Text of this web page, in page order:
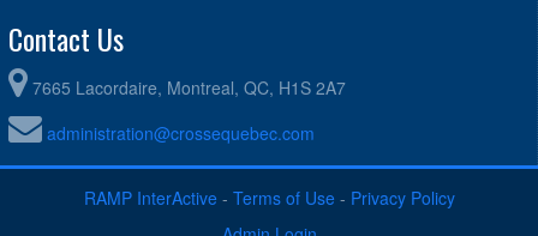
Contact Us
7665 Lacordaire, Montreal, QC, H1S 2A7
administration@crossequebec.com
RAMP InterActive - Terms of Use - Privacy Policy